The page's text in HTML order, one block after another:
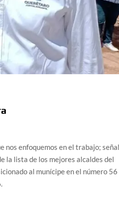
nos enfoquemos en el trabajo;
la lista de los mejores alcaldes del
al munícipe en el número 56